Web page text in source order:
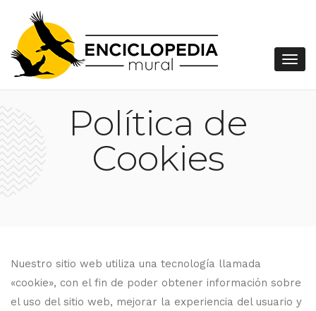
Política de
Cookies
Nuestro sitio web utiliza una tecnología llamada
«cookie», con el fin de poder obtener información sobre
el uso del sitio web, mejorar la experiencia del usuario y